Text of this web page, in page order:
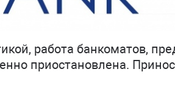
работа банкоматов,
приостановлена.